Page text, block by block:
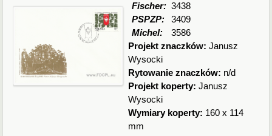
Fischer: 3438
PSPZP:
3409
Michel:
3586
Projekt znaczków:Janusz
Wysocki
Rytowanie znaczków: n/d
Projekt koperty:Janusz
Wysocki
Wymiary koperty: 160 x 114
mm